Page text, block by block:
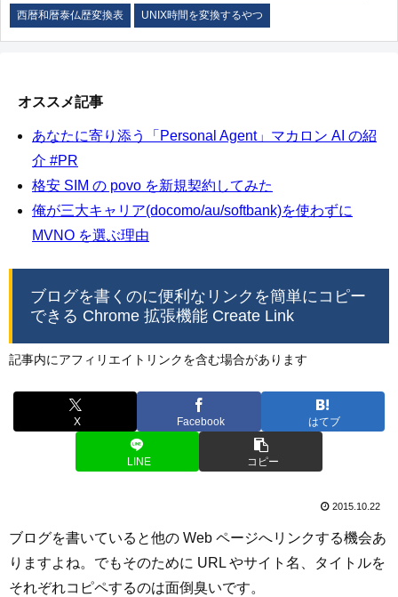
西暦和暦泰仏歴変換表 UNIX時間を変換するやつ
オススメ記事
あなたに寄り添う「Personal Agent」マカロン AI の紹
介 #PR
格安 SIM の povo を新規契約してみた
俺が三大キャリア(docomo/au/softbank)を使わずに
MVNO を選ぶ理由
ブログを書くのに便利なリンクを簡単にコピー
できる Chrome 拡張機能 Create Link
記事内にアフィリエイトリンクを含む場合があります
X Facebook はてブ
LINE コピー
2015.10.22
ブログを書いていると他の Web ページへリンクする機会あ
りますよね。でもそのために URL やサイト名、タイトルを
それぞれコピペするのは面倒臭いです。